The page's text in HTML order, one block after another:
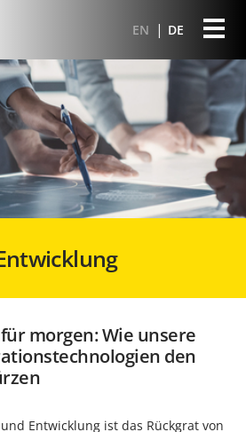
EN DE
morgen: Wie unsere
den
Entwicklung ist das Rückgrat von